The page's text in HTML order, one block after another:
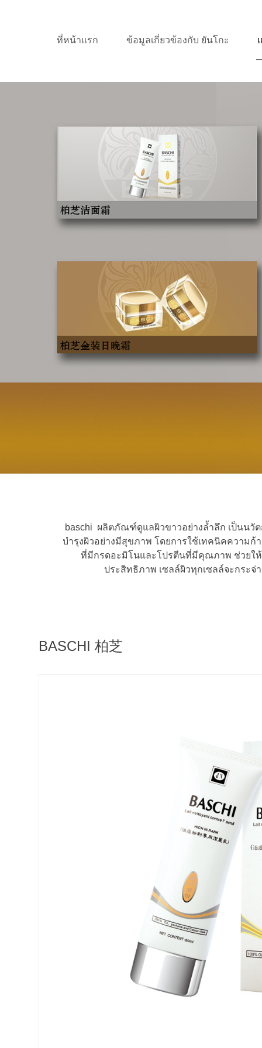
ที่หน้าแรก ข้อมูลเกี่ยวข้องกับ ยันโกะ
baschi ผลิตภัณฑ์ดูแลผิวขาวอย่างล้ำลึก เป็นนวั
บำรุงผิวอย่างมีสุขภาพ โดยการใช้เทคนิคความ
ที่มีกรดอะมิโนและโปรตีนที่มีคุณภาพ ช่วยใ
ประสิทธิภาพ เซลล์ผิวทุกเซลล์จะกระ
BASCHI 柏芝